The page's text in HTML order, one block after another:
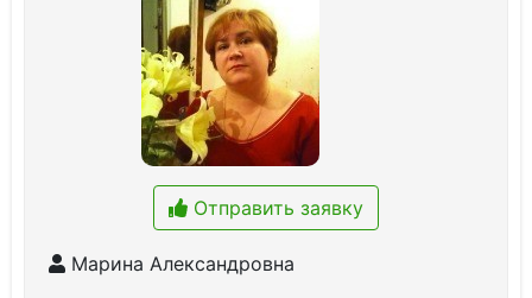
Отправить заявку
Марина Александровна